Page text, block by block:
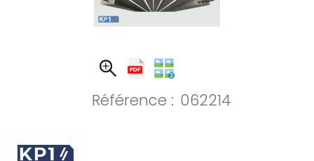
Référence : 062214